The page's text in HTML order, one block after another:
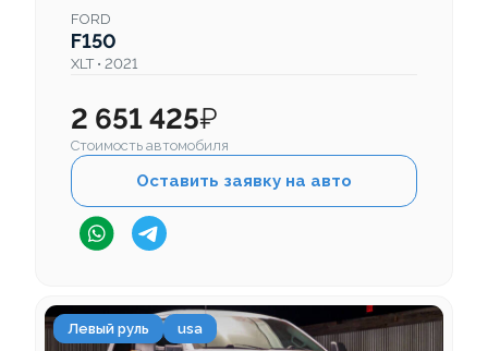
FORD
F150
XLT • 2021
2 651 425₽
Стоимость автомобиля
Оставить заявку на авто
Левый руль usa